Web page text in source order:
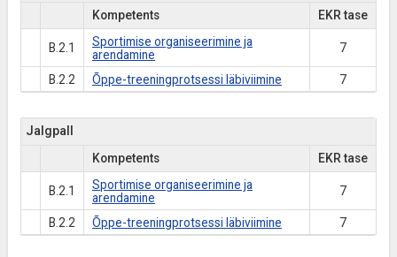
Kompetents EKR tase
B.2.1
Sportimise organiseerimine ja
arendamine
7
B.2.2 Õppe-treeningprotsessi läbiviimine 7
Jalgpall
Kompetents EKR tase
B.2.1
Sportimise organiseerimine ja
arendamine
7
B.2.2 Õppe-treeningprotsessi läbiviimine 7